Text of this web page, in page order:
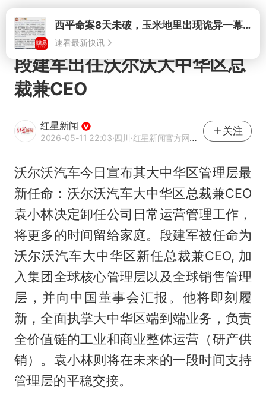
打开西平命案8天未破，玉米地里出现诡异一幕，我突然想起了欧金中
速看最新快讯
段建军出任沃尔沃大中华区总
裁兼CEO
红星新闻
2026-05-11 22:03·四川·红星新闻官方网易号
关注
沃尔沃汽车今日宣布其大中华区管理层最
新任命：沃尔沃汽车大中华区总裁兼CEO
袁小林决定卸任公司日常运营管理工作，
将更多的时间留给家庭。 段建军被任命为
沃尔沃汽车大中华区新任总裁兼CEO, 加
入集团全球核心管理层以及全球销售管理
层，并向中国董事会汇报。他将即刻履
新，全面执掌大中华区端到端业务，负责
全价值链的工业和商业整体运营（研产供
销）。袁小林则将在未来的一段时间支持
管理层的平稳交接。